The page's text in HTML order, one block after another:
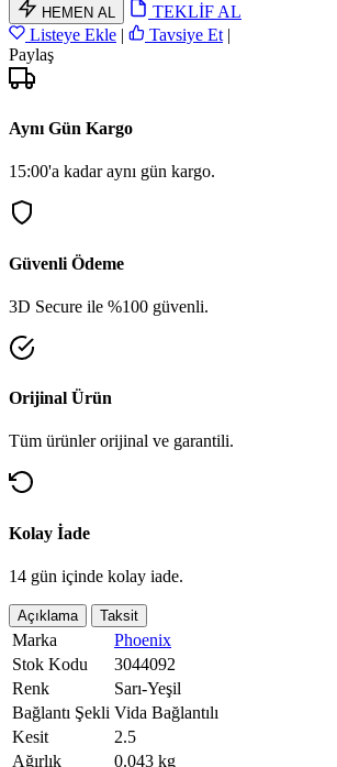
HEMEN AL
TEKLİF AL
Listeye Ekle | Tavsiye Et |
Paylaş
Aynı Gün Kargo
15:00'a kadar aynı gün kargo.
Güvenli Ödeme
3D Secure ile %100 güvenli.
Orijinal Ürün
Tüm ürünler orijinal ve garantili.
Kolay İade
14 gün içinde kolay iade.
Açıklama Taksit
Marka
Phoenix
Stok Kodu
3044092
Renk
Sarı-Yeşil
Bağlantı Şekli Vida Bağlantılı
Kesit
2.5
Ağırlık
0.043 kg